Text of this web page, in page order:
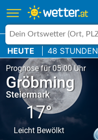
HEUTE 48 STUNDEN
Prognose für 05:00 Uhr
Gröbming
Steiermark
17°
Leicht Bewölkt